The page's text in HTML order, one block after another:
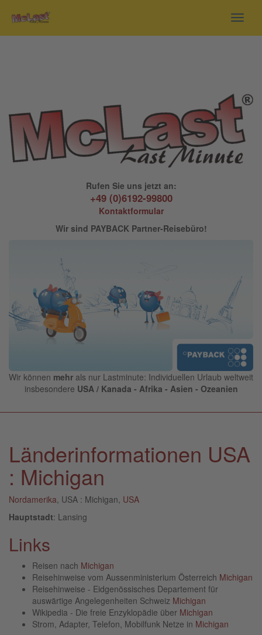
Rufen Sie uns jetzt an:
+49 (0)6192-99800
Kontaktformular
Wir sind PAYBACK Partner-Reisebüro!
Wir können mehr als nur Lastminute: Individuellen Urlaub weltweit
insbesondere USA / Kanada - Afrika - Asien - Ozeanien
Länderinformationen USA
: Michigan
Nordamerika , USA : Michigan, USA
Hauptstadt: Lansing
Links
Reisen nach Michigan
Reisehinweise vom Aussenministerium Österreich Michigan
Reisehinweise - Eidgenössisches Departement für
auswärtige Angelegenheiten Schweiz Michigan
Wikipedia - Die freie Enzyklopädie über Michigan
Strom, Adapter, Telefon, Mobilfunk Netze in Michigan